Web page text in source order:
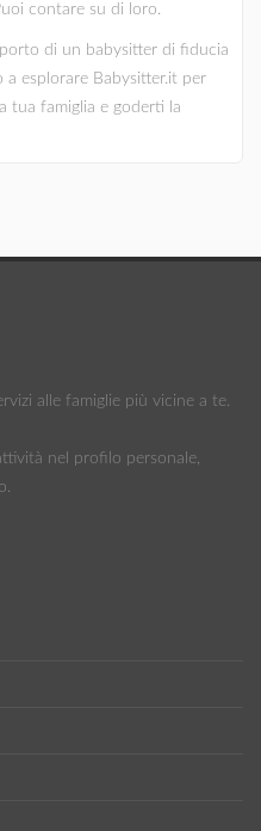
contare su di loro.
di un babysitter di fiducia
a esplorare Babysitter.it per
tua famiglia e goderti la
alle famiglie più vicine a te.
nel profilo personale,